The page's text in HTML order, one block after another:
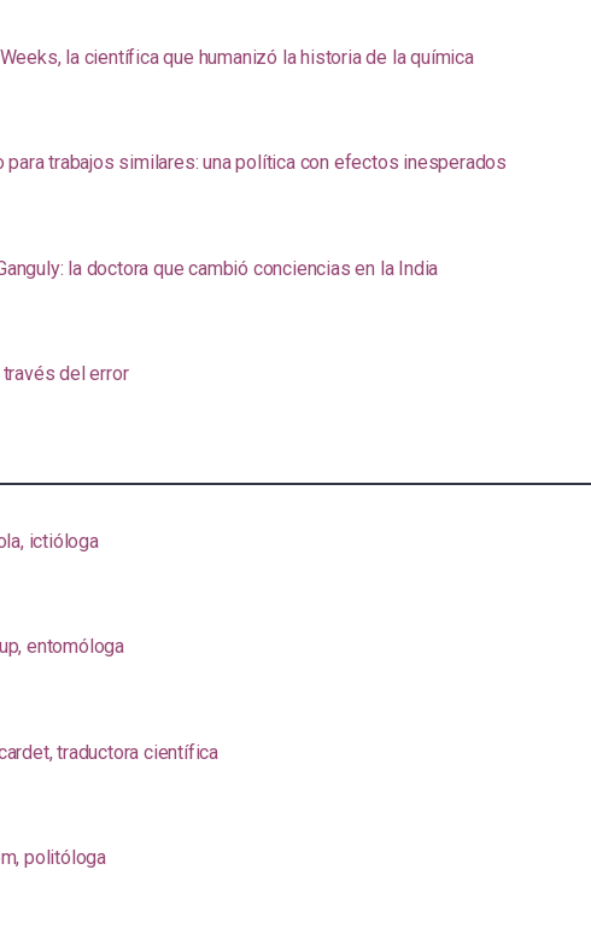
la científica que humanizó la historia de la química
para trabajos similares: una política con efectos inesperados
la doctora que cambió conciencias en la India
del error
ictióloga
entomóloga
traductora científica
politóloga